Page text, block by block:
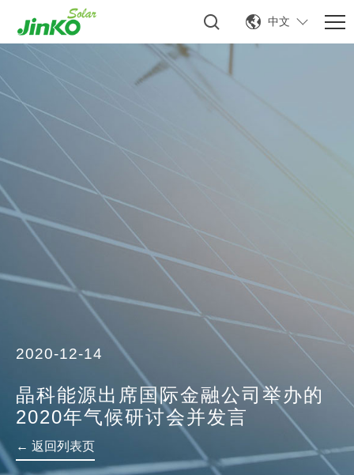
中文
2020-12-14
晶科能源出席国际金融公司举办的
2020年气候研讨会并发言
← 返回列表页